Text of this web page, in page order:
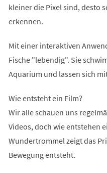
kleiner die Pixel sind, desto
erkennen.
Mit einer interaktiven
Fische "lebendig". Sie
Aquarium und lassen sich
Wie entsteht ein Film?
Wir alle schauen uns
Videos, doch wie entstehen
Wundertrommel zeigt das
Bewegung entsteht.